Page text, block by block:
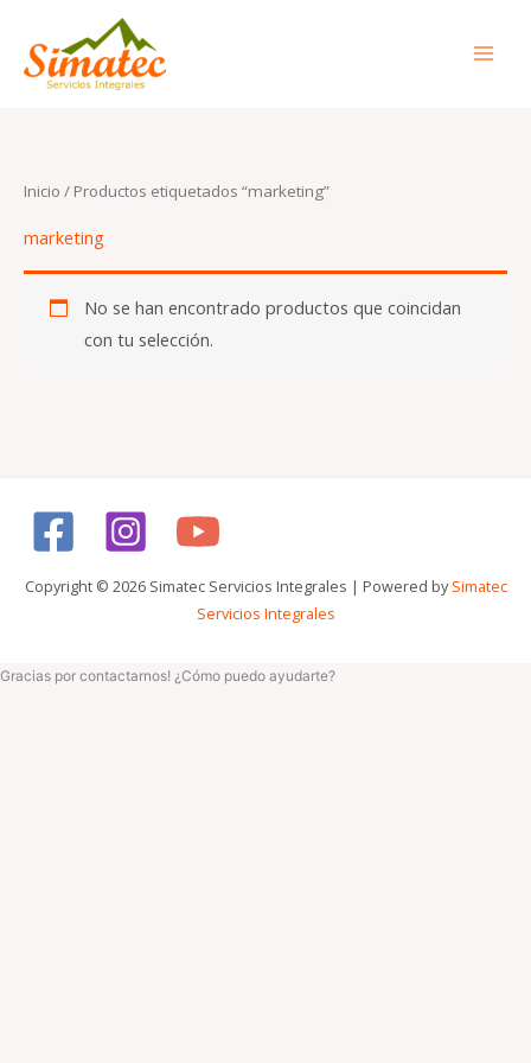
contenido
Inicio / Productos etiquetados “marketing”
marketing
No se han encontrado productos que coincidan
con tu selección.
Copyright © 2026 Simatec Servicios Integrales | Powered bySimatec
Servicios Integrales
Gracias por contactarnos! ¿Cómo puedo ayudarte?